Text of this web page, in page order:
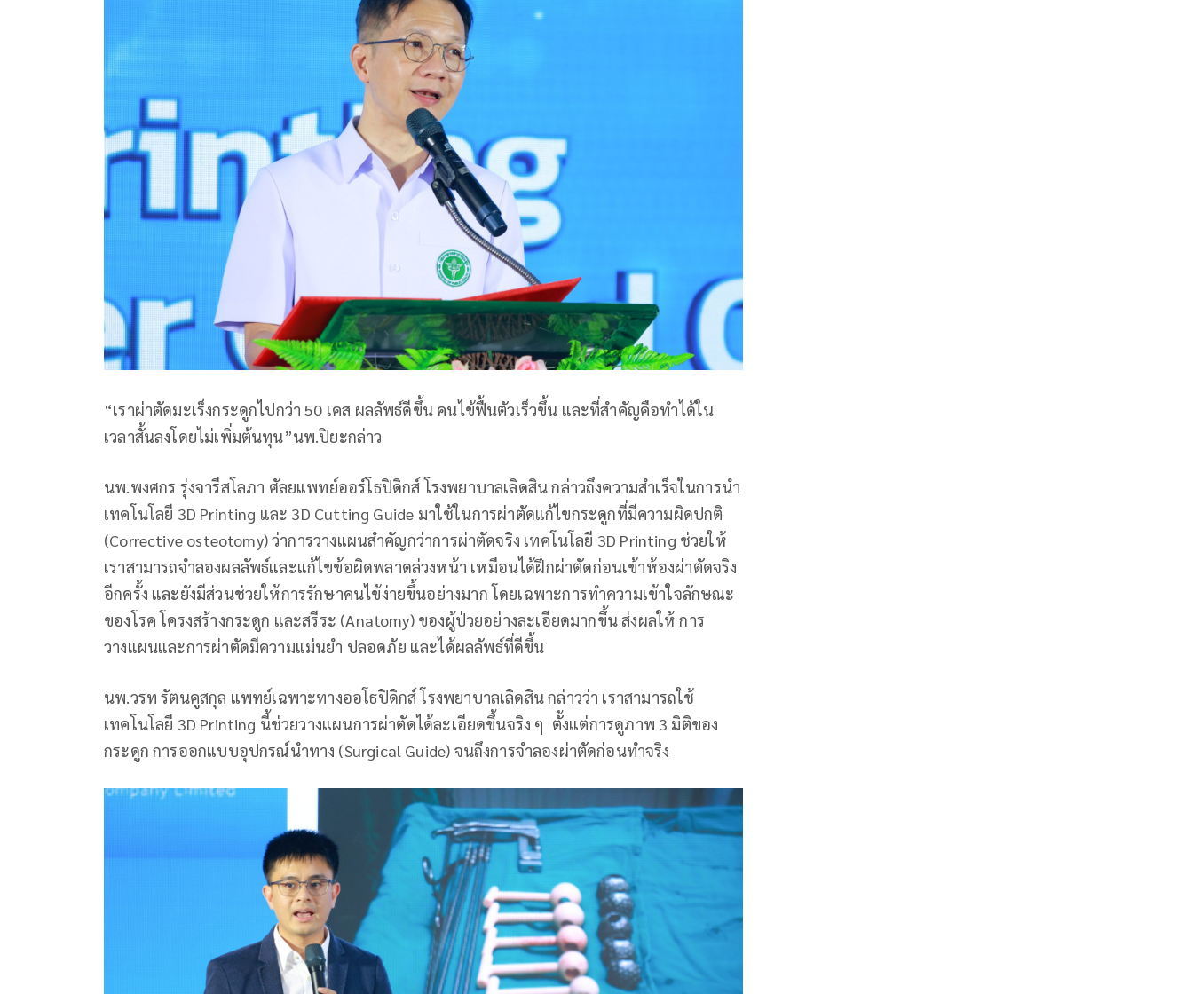
“เราผ่าตัดมะเร็งกระดูกไปกว่า 50 เคส ผลลัพธ์ดีขึ้น คนไข้ฟื้นตัวเร็วขึ้น และที่สำคัญคือทำได้ใน
เวลาสั้นลงโดยไม่เพิ่มต้นทุน”นพ.ปิยะกล่าว
นพ.พงศกร รุ่งจารีสโลภา ศัลยแพทย์ออร์โธปิดิกส์ โรงพยาบาลเลิดสิน กล่าวถึงความสำเร็จในการนำ
เทคโนโลยี 3D Printing และ 3D Cutting Guide มาใช้ในการผ่าตัดแก้ไขกระดูกที่มีความผิดปกติ
(Corrective osteotomy) ว่าการวางแผนสำคัญกว่าการผ่าตัดจริง เทคโนโลยี 3D Printing ช่วยให้
เราสามารถจำลองผลลัพธ์และแก้ไขข้อผิดพลาดล่วงหน้า เหมือนได้ฝึกผ่าตัดก่อนเข้าห้องผ่าตัดจริง
อีกครั้ง และยังมีส่วนช่วยให้การรักษาคนไข้ง่ายขึ้นอย่างมาก โดยเฉพาะการทำความเข้าใจลักษณะ
ของโรค โครงสร้างกระดูก และสรีระ (Anatomy) ของผู้ป่วยอย่างละเอียดมากขึ้น ส่งผลให้ การ
วางแผนและการผ่าตัดมีความแม่นยำ ปลอดภัย และได้ผลลัพธ์ที่ดีขึ้น
นพ.วรท รัตนคูสกุล แพทย์เฉพาะทางออโธปิดิกส์ โรงพยาบาลเลิดสิน กล่าวว่า เราสามารถใช้
เทคโนโลยี 3D Printing นี้ช่วยวางแผนการผ่าตัดได้ละเอียดขึ้นจริง ๆ ตั้งแต่การดูภาพ 3 มิติของ
กระดูก การออกแบบอุปกรณ์นำทาง (Surgical Guide) จนถึงการจำลองผ่าตัดก่อนทำจริง